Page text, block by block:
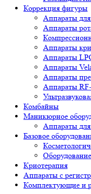
Коррекция фигуры
Аппараты
Аппараты
Аппараты
Аппараты
Аппараты
Аппараты
Аппараты
Комбайны
Маникюрное
Аппараты
Базовое
Криотерапия
Аппараты c
Комплектующие и